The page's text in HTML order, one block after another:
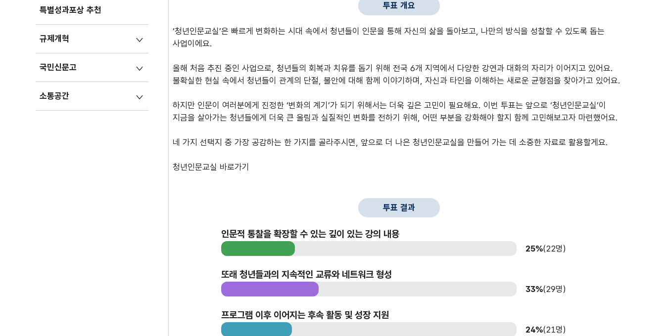
특별성과포상 추천
규제개혁
국민신문고
소통공간
투표 개요
‘청년인문교실’은 빠르게 변화하는 시대 속에서 청년들이 인문을 통해 자신의 삶을 돌아보고, 나만의 방식을 성찰할 수 있도록 돕는
사업이에요.
올해 처음 추진 중인 사업으로, 청년들의 회복과 치유를 돕기 위해 전국 6개 지역에서 다양한 강연과 대화의 자리가 이어지고 있어요.
불확실한 현실 속에서 청년들이 관계의 단절, 불안에 대해 함께 이야기하며, 자신과 타인을 이해하는 새로운 균형점을 찾아가고 있어요.
하지만 인문이 여러분에게 진정한 ‘변화의 계기’가 되기 위해서는 더욱 깊은 고민이 필요해요. 이번 투표는 앞으로 ‘청년인문교실’이
지금을 살아가는 청년들에게 더욱 큰 울림과 실질적인 변화를 전하기 위해, 어떤 부분을 강화해야 할지 함께 고민해보고자 마련했어요.
네 가지 선택지 중 가장 공감하는 한 가지를 골라주시면, 앞으로 더 나은 청년인문교실을 만들어 가는 데 소중한 자료로 활용할게요.
청년인문교실 바로가기
투표 결과
인문적 통찰을 확장할 수 있는 깊이 있는 강의 내용
25%(22명)
또래 청년들과의 지속적인 교류와 네트워크 형성
33%(29명)
프로그램 이후 이어지는 후속 활동 및 성장 지원
24%(21명)